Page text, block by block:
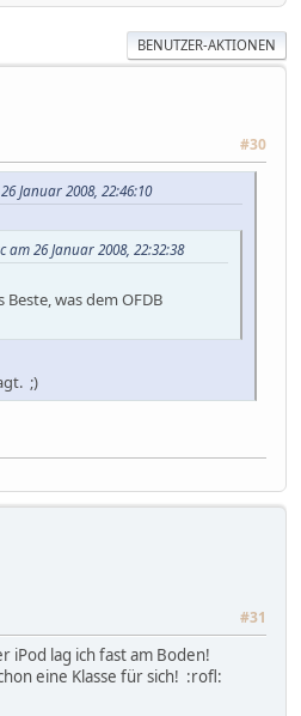
BENUTZER-AKTIONEN
#30
Januar 2008, 22:46:10
26 Januar 2008, 22:32:38
Beste, was dem OFDB
;)
#31
iPod lag ich fast am Boden!
eine Klasse für sich! :rofl: